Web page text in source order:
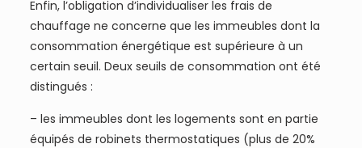
Enfin, l’obligation d’individualiser les frais de
chauffage ne concerne que les immeubles dont la
consommation énergétique est supérieure à un
certain seuil. Deux seuils de consommation ont été
distingués :
– les immeubles dont les logements sont en partie
équipés de robinets thermostatiques (plus de 20%